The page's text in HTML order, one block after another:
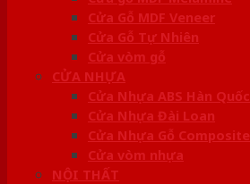
Cửa Gỗ MDF Veneer
Cửa Gỗ Tự Nhiên
Cửa vòm gỗ
CỬA NHỰA
Cửa Nhựa ABS Hàn Quốc
Cửa Nhựa Đài Loan
Cửa Nhựa Gỗ Composite
Cửa vòm nhựa
NỘI THẤT